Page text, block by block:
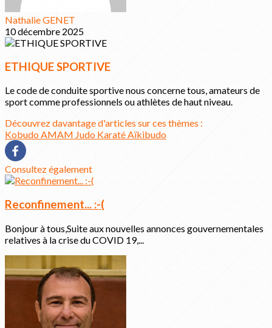
Nathalie GENET
10 décembre 2025
ETHIQUE SPORTIVE
Le code de conduite sportive nous concerne tous, amateurs de
sport comme professionnels ou athlètes de haut niveau.
Découvrez davantage d'articles sur ces thèmes :
KobudoAMAM Judo KaratéAïkibudo
Consultez également
Reconfinement... :-(
Bonjour à tous,Suite aux nouvelles annonces gouvernementales
relatives à la crise du COVID 19,...